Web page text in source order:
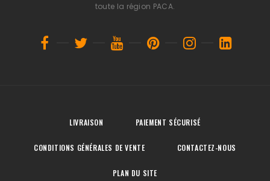
toute la région PACA.
LIVRAISON PAIEMENT SÉCURISÉ
CONDITIONS GÉNÉRALES DE VENTE CONTACTEZ-NOUS
PLAN DU SITE